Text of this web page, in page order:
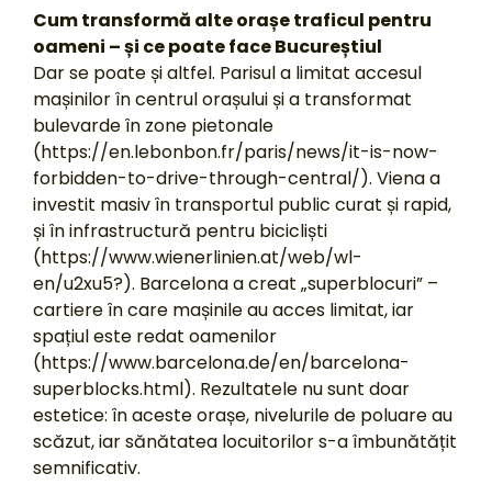
Cum transformă alte orașe traficul pentru
oameni – și ce poate face Bucureștiul
Dar se poate și altfel. Parisul a limitat accesul
mașinilor în centrul orașului și a transformat
bulevarde în zone pietonale
(https://en.lebonbon.fr/paris/news/it-is-now-
forbidden-to-drive-through-central/). Viena a
investit masiv în transportul public curat și rapid,
și în infrastructură pentru bicicliști
(https://www.wienerlinien.at/web/wl-
en/u2xu5?). Barcelona a creat „superblocuri” –
cartiere în care mașinile au acces limitat, iar
spațiul este redat oamenilor
(https://www.barcelona.de/en/barcelona-
superblocks.html). Rezultatele nu sunt doar
estetice: în aceste orașe, nivelurile de poluare au
scăzut, iar sănătatea locuitorilor s-a îmbunătățit
semnificativ.